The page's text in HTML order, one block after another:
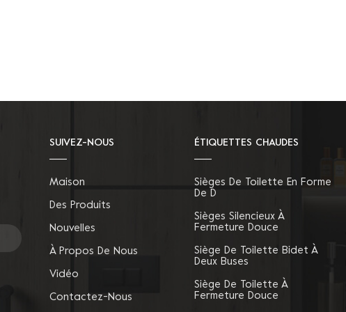
SUIVEZ-NOUS
Maison
Des Produits
Nouvelles
À Propos De Nous
Vidéo
Contactez-Nous
ÉTIQUETTES CHAUDES
Sièges De Toilette En Forme
De D
Sièges Silencieux À
Fermeture Douce
Siège De Toilette Bidet À
Deux Buses
Siège De Toilette À
Fermeture Douce